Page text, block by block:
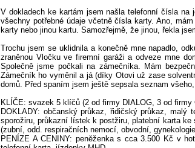
V dokladech ke kartám jsem našla telefonní čísla na
všechny potřebné údaje včetně čísla karty. Ano,
karty nebo jinou kartu. Samozřejmě, že jinou, řekla
Trochu jsem se uklidnila a konečně mne napadlo,
zraněnou Vločku ve firemní garáži a odveze mne
Společně jsme počkali na zámečníka. Mám
Zámečník ho vyměnil a já (díky Otovi už zase
domů. Před spaním jsem ještě sepsala seznam
KLÍČE: svazek 5 klíčů (2 od firmy DIALOG, 3 od
DOKLADY: občanský průkaz, řidičský průkaz,
sporožiru, průkazní lístek k postžiru, platební karta
(zubní, odd. respiračních nemocí, obvodní,
PENÍZE A CENINY: peněženka s cca 3.500 Kč v